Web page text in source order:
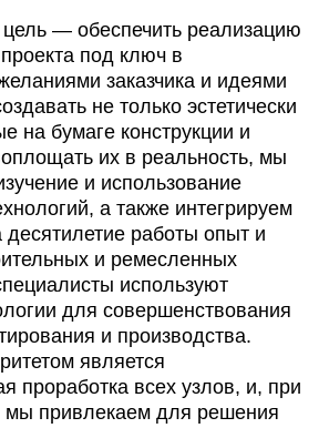
— обеспечить реализацию
под ключ в
заказчика и идеями
не только эстетически
на бумаге конструкции и
их в реальность, мы
и использование
а также интегрируем
десятилетие работы опыт и
и ремесленных
используют
для совершенствования
и производства.
является
проработка всех узлов, и, при
мы привлекаем для решения